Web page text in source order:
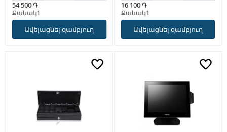
54 500 ֏
Քանակ1
Ավելացնել զամբյուղ
16 100 ֏
Քանակ1
Ավելացնել զամբյուղ